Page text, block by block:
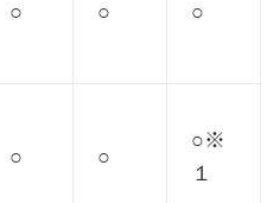
○ ○ ○
○ ○
○※
１